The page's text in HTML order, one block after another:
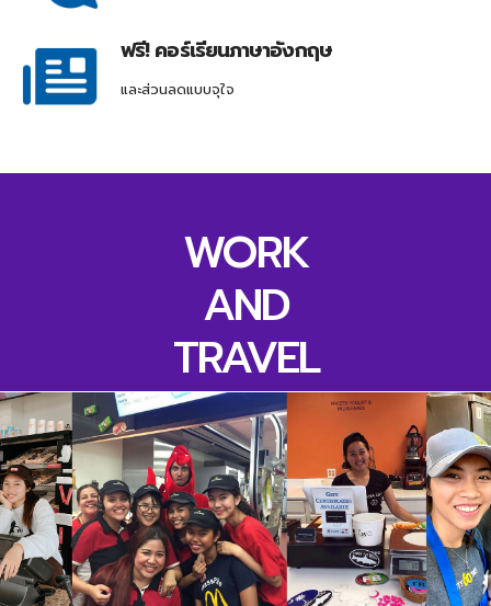
ฟรี! คอร์เรียนภาษาอังกฤษ
และส่วนลดแบบจุใจ
WORK
AND
TRAVEL